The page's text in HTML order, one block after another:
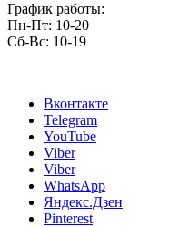
График работы:
Пн-Пт: 10-20
Сб-Вс: 10-19
Вконтакте
Telegram
YouTube
Viber
Viber
WhatsApp
Яндекс.Дзен
Pinterest